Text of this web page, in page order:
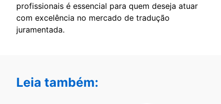
profissionais é essencial para quem deseja atuar
com excelência no mercado de tradução
juramentada.
Leia também: